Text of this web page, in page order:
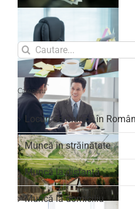
Search
for:
Categorii
Locuri de muncă în
Muncă în străinătate
Muncă la distanță
Muncă la domiciliu